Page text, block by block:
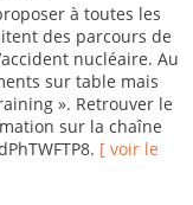
à toutes les
des parcours de
nucléaire. Au
sur table mais
». Retrouver le
sur la chaîne
[ voir le